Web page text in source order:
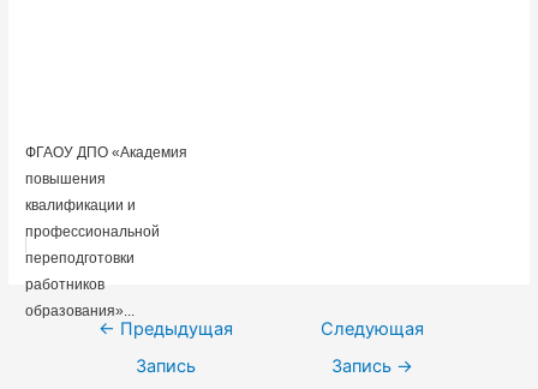
ФГАОУ ДПО «Академия
повышения
квалификации и
профессиональной
переподготовки
работников
образования»...
Навигация
← Предыдущая
Запись
Следующая
Запись →